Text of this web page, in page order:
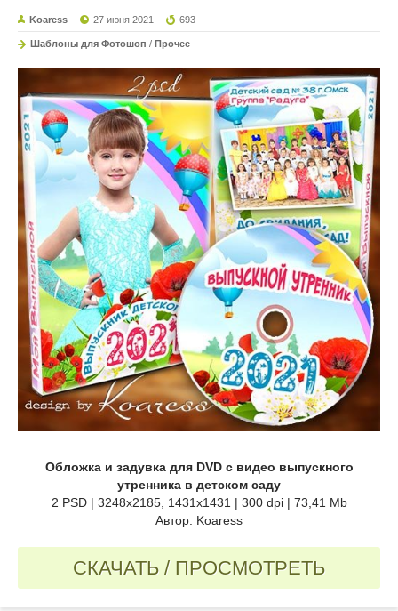
Koaress 27 июня 2021 693
Шаблоны для Фотошоп / Прочее
Обложка и задувка для DVD с видео выпускного
утренника в детском саду
2 PSD | 3248x2185, 1431x1431 | 300 dpi | 73,41 Mb
Автор: Koaress
СКАЧАТЬ / ПРОСМОТРЕТЬ